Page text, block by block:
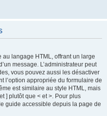
langage HTML, offrant un large
message. L’administrateur peut
vous pouvez aussi les désactiver
l’option appropriée du formulaire de
est similaire au style HTML, mais
] plutôt que < et >. Pour plus
guide accessible depuis la page de